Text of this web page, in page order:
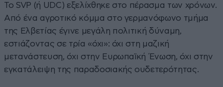
Το SVP (ή UDC) εξελίχθηκε στο πέρασμα των χρόνων.
Από ένα αγροτικό κόμμα στο γερμανόφωνο τμήμα
της Ελβετίας έγινε μεγάλη πολιτική δύναμη,
εστιάζοντας σε τρία «όχι»: όχι στη μαζική
μετανάστευση, όχι στην Ευρωπαϊκή Ένωση, όχι στην
εγκατάλειψη της παραδοσιακής ουδετερότητας.